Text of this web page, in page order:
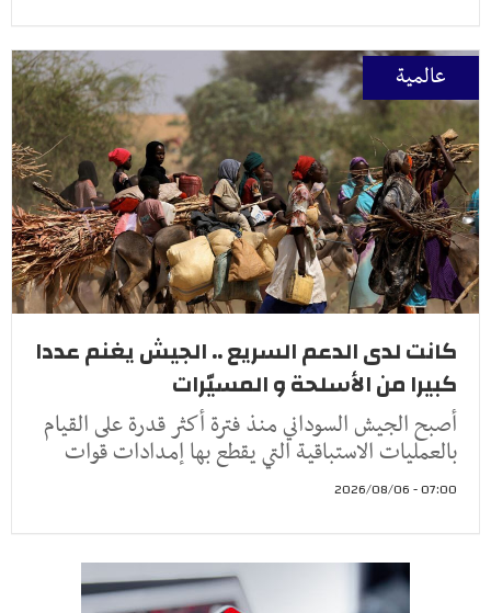
عالمية
كانت لدى الدعم السريع .. الجيش يغنم عددا
كبيرا من الأسلحة و المسيّرات
أصبح الجيش السوداني منذ فترة أكثر قدرة على القيام
بالعمليات الاستباقية التي يقطع بها إمدادات قوات
07:00 - 2026/08/06